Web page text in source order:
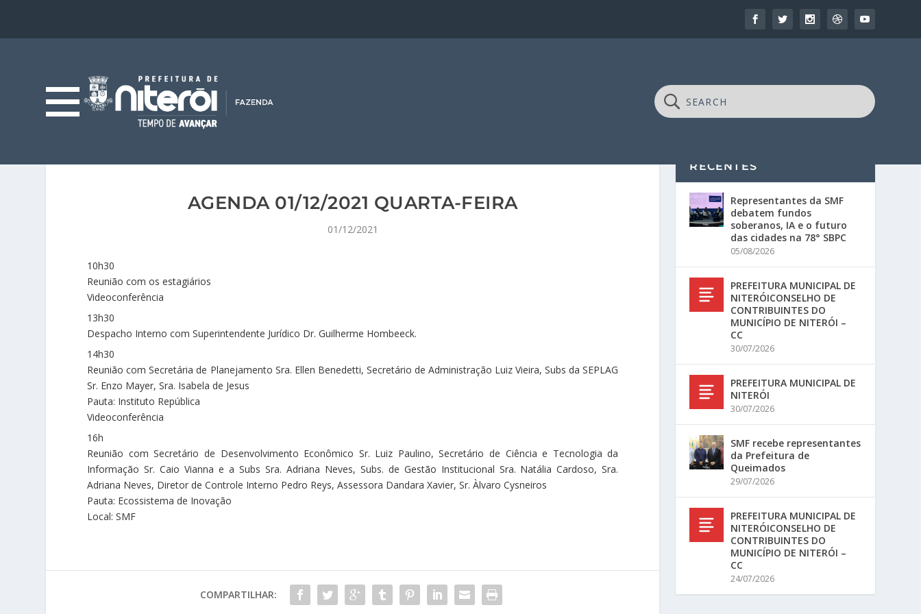
AGENDA 01/12/2021 QUARTA-FEIRA
01/12/2021
10h30
Reunião com os estagiários
Videoconferência
13h30
Despacho Interno com Superintendente Jurídico Dr. Guilherme Hombeeck.
14h30
Reunião com Secretária de Planejamento Sra. Ellen Benedetti, Secretário de Administração Luiz Vieira, Subs da SEPLAG
Sr. Enzo Mayer, Sra. Isabela de Jesus
Pauta: Instituto República
Videoconferência
16h
Reunião com Secretário de Desenvolvimento Econômico Sr. Luiz Paulino, Secretário de Ciência e Tecnologia da
Informação Sr. Caio Vianna e a Subs Sra. Adriana Neves, Subs. de Gestão Institucional Sra. Natália Cardoso, Sra.
Adriana Neves, Diretor de Controle Interno Pedro Reys, Assessora Dandara Xavier, Sr. Àlvaro Cysneiros
Pauta: Ecossistema de Inovação
Local: SMF
COMPARTILHAR:
RECENTES
Representantes da SMF
debatem fundos
soberanos, IA e o futuro
das cidades na 78° SBPC
05/08/2026
PREFEITURA MUNICIPAL DE
NITERÓICONSELHO DE
CONTRIBUINTES DO
MUNICÍPIO DE NITERÓI –
CC
30/07/2026
PREFEITURA MUNICIPAL DE
NITERÓI
30/07/2026
SMF recebe representantes
da Prefeitura de
Queimados
29/07/2026
PREFEITURA MUNICIPAL DE
NITERÓICONSELHO DE
CONTRIBUINTES DO
MUNICÍPIO DE NITERÓI –
CC
24/07/2026